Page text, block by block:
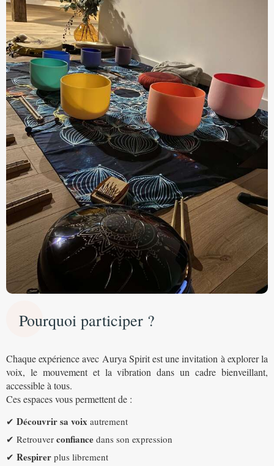
Pourquoi participer ?
Chaque expérience avec Aurya Spirit est une invitation à explorer la
voix, le mouvement et la vibration dans un cadre bienveillant,
accessible à tous.
Ces espaces vous permettent de :
✔ Découvrir sa voix autrement
✔ Retrouver confiance dans son expression
✔ Respirer plus librement